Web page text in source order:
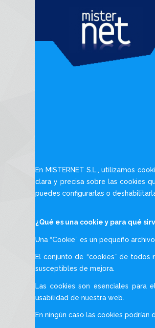
En MISTERNET S.L., utilizamos
clara y precisa sobre las cookies
puedes configurarlas o
¿Qué es una cookie y para qué
Una “Cookie” es un pequeño
El conjunto de “cookies” de
susceptibles de mejora.
Las cookies son esenciales para
usabilidad de nuestra web.
En ningún caso las cookies